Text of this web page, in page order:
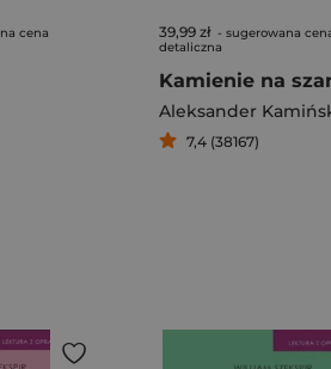
cena
39,99 zł - sugerowana
detaliczna
Kamienie na
Aleksander
7,4 (38167)